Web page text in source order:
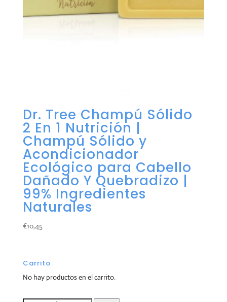
Dr. Tree Champú Sólido
2 En 1 Nutrición |
Champú Sólido y
Acondicionador
Ecológico para Cabello
Dañado Y Quebradizo |
99% Ingredientes
Naturales
€10,45
Carrito
No hay productos en el carrito.